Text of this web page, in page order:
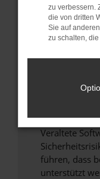
verhindern.
anderen
Fenster?
Das kann
Probleme zu
Stelle
sind.
Veraltete
führen, dass
unterstützt
zu verbessern.
die von dritten
Sie auf
zu schalten,